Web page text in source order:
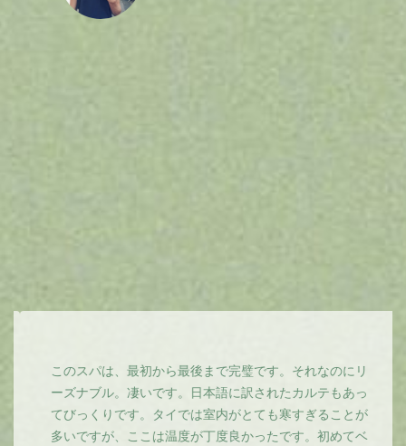
このスパは、最初から最後まで完璧です。それなのにリ
ーズナブル。凄いです。日本語に訳されたカルテもあっ
てびっくりです。タイでは室内がとても寒すぎることが
多いですが、ここは温度が丁度良かったです。初めてベ